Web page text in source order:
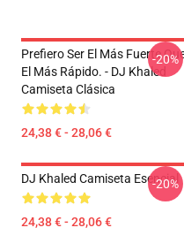
Prefiero Ser El Más Fuerte
El Más Rápido. - DJ Khaled
Camiseta Clásica
24,38 € - 28,06 €
-20%
DJ Khaled Camiseta Esencial
24,38 € - 28,06 €
-20%